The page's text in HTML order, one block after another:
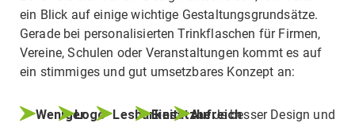
ein Blick auf einige wichtige Gestaltungsgrundsätze.
Gerade bei personalisierten Trinkflaschen für Firmen,
Vereine, Schulen oder Veranstaltungen kommt es auf
ein stimmiges und gut umsetzbares Konzept an:
WenigerLogo LesbarkeitEinsatzbereich
AufJe besser Design und